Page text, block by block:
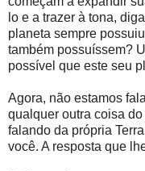
lo e a trazer à tona,
planeta sempre
também possuíssem?
possível que este seu
Agora, não estamos
qualquer outra coisa
falando da própria
você. A resposta que